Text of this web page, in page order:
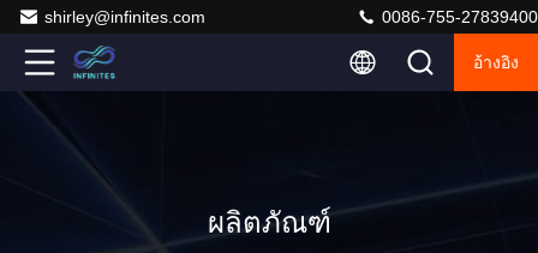
shirley@infinites.com 0086-755-27839400
อ้างอิง
ผลิตภัณฑ์